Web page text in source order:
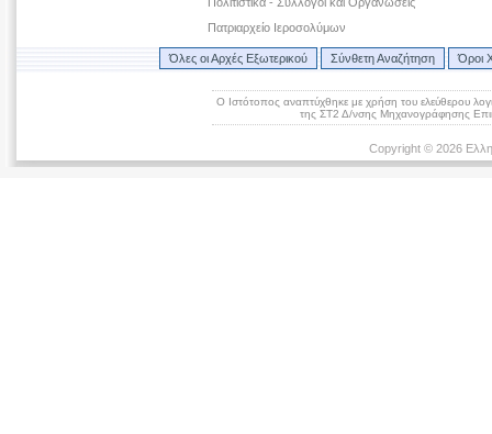
Πατριαρχείο Ιεροσολύμων
Όλες οι Αρχές Εξωτερικού Σύνθετη Αναζήτηση Όροι
Ο Ιστότοπος αναπτύχθηκε με χρήση του ελεύθερου
της ΣΤ2 Δ/νσης Μηχανογράφησης
Copyright © 2026